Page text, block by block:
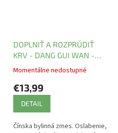
DOPLNIŤ A ROZPRÚDIŤ
KRV - DANG GUI WAN -
WLH1.9 Henan Wanxi
Momentálne nedostupné
€13,99
DETAIL
Čínska bylinná zmes. Oslabenie,